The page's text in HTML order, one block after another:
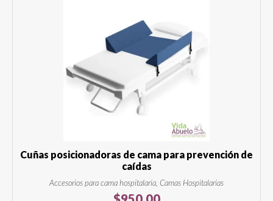
Cuñas posicionadoras de cama para prevención de
caídas
Accesorios para cama hospitalaria, Camas Hospitalarias